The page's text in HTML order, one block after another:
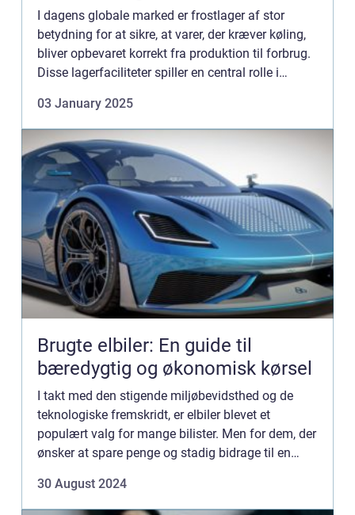
I dagens globale marked er frostlager af stor
betydning for at sikre, at varer, der kræver køling,
bliver opbevaret korrekt fra produktion til forbrug.
Disse lagerfaciliteter spiller en central rolle i
03 January 2025
Brugte elbiler: En guide til
bæredygtig og økonomisk kørsel
I takt med den stigende miljøbevidsthed og de
teknologiske fremskridt, er elbiler blevet et
populært valg for mange bilister. Men for dem, der
ønsker at spare penge og stadig bidrage til en
30 August 2024